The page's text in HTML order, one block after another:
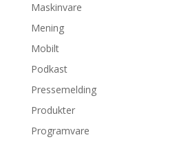
Maskinvare
Mening
Mobilt
Podkast
Pressemelding
Produkter
Programvare